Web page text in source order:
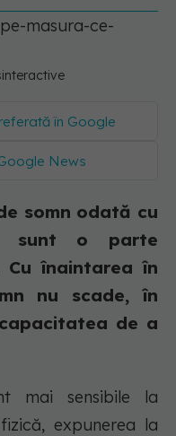
în Google
News
somn odată cu
sunt o parte
Cu înaintarea în
nu scade, în
de a
mai sensibile la
expunerea la